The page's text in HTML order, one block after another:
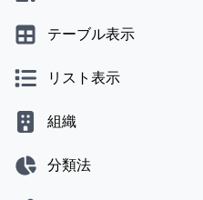
テーブル表示
リスト表示
組織
分類法